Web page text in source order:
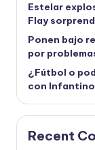
Estelar
Flay
Ponen bajo
por
¿Fútbol o
con Infantino
Recent